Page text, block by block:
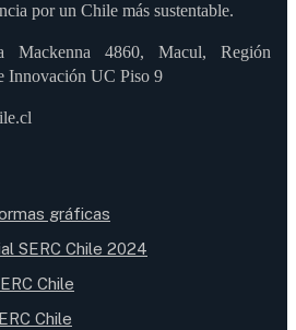
por un Chile más sustentable.
Mackenna 4860, Macul, Región
Innovación UC Piso 9
gráficas
SERC Chile 2024
Chile
Chile